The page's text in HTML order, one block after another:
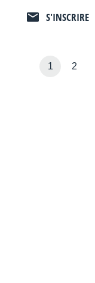
S'INSCRIRE
1 2